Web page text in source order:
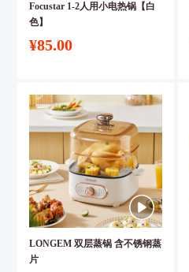
Focustar 1-2人用小电热锅【白
色】
¥85.00
LONGEM 双层蒸锅 含不锈钢蒸
片